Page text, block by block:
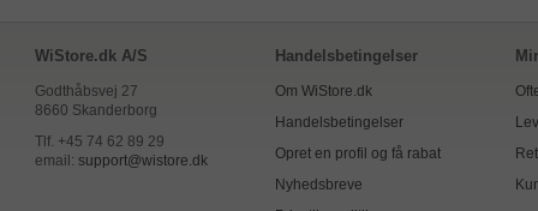
WiStore.dk A/S
Godthåbsvej 27
8660 Skanderborg
Tlf. +45 74 62 89 29
email: support@wistore.dk
Handelsbetingelser
Om WiStore.dk
Handelsbetingelser
Opret en profil og få rabat
Nyhedsbreve